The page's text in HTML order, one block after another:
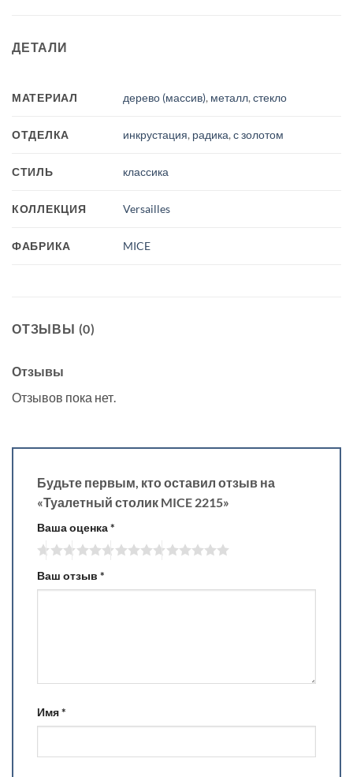
ДЕТАЛИ
МАТЕРИАЛ дерево (массив), металл,стекло
ОТДЕЛКА инкрустация, радика,с золотом
СТИЛЬ классика
КОЛЛЕКЦИЯ Versailles
ФАБРИКА MICE
ОТЗЫВЫ (0)
Отзывы
Отзывов пока нет.
Будьте первым, кто оставил отзыв на
«Туалетный столик MICE 2215»
Ваша оценка*
Ваш отзыв *
Имя*